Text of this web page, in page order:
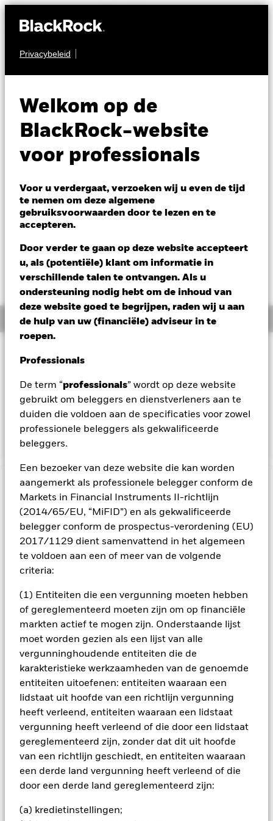
Privacybeleid
Welkom op de
BlackRock-website
voor professionals
Voor u verdergaat, verzoeken wij u even de tijd
te nemen om deze algemene
gebruiksvoorwaarden door te lezen en te
accepteren.
Door verder te gaan op deze website accepteert
u, als (potentiële) klant om informatie in
verschillende talen te ontvangen. Als u
ondersteuning nodig hebt om de inhoud van
deze website goed te begrijpen, raden wij u aan
de hulp van uw (financiële) adviseur in te
roepen.
Professionals
De term “professionals” wordt op deze website
gebruikt om beleggers en dienstverleners aan te
duiden die voldoen aan de specificaties voor zowel
professionele beleggers als gekwalificeerde
beleggers.
Een bezoeker van deze website die kan worden
aangemerkt als professionele belegger conform de
Markets in Financial Instruments II-richtlijn
(2014/65/EU, “MiFID”) en als gekwalificeerde
belegger conform de prospectus-verordening (EU)
2017/1129 dient samenvattend in het algemeen
te voldoen aan een of meer van de volgende
criteria:
(1) Entiteiten die een vergunning moeten hebben
of gereglementeerd moeten zijn om op financiële
markten actief te mogen zijn. Onderstaande lijst
moet worden gezien als een lijst van alle
vergunninghoudende entiteiten die de
karakteristieke werkzaamheden van de genoemde
entiteiten uitoefenen: entiteiten waaraan een
lidstaat uit hoofde van een richtlijn vergunning
heeft verleend, entiteiten waaraan een lidstaat
vergunning heeft verleend of die door een lidstaat
gereglementeerd zijn, zonder dat dit uit hoofde
van een richtlijn geschiedt, en entiteiten waaraan
een derde land vergunning heeft verleend of die
door een derde land gereglementeerd zijn:
(a) kredietinstellingen;
AANDELEN
Securities Fund
NAV per 07/aug/2026
AUD 25,09
Verandering NAV 1 dag per 07/aug/2026
AUD -0,03 (-0,12%)
Morningstar Rating
Overzicht
belegging via een combinatie van kapitaalgroei en
ten minste 70% van zijn totale activa in aandelen van
bedrijven die voornamelijk economisch actief zijn in
vastgoed.
BELANGRIJKE GEGEVENS: Kapitaalrisico.De waarde en
het rendement van beleggingen kunnen dalen en stijgen, en
zijn niet gegarandeerd. Beleggers verliezen mogelijk hun
oorspronkelijke inleg.
Alle aandelenklassen met valutahedging van dit fonds
gebruiken derivaten om valutarisico's af te dekken. Het
gebruik van derivaten voor een aandelenklasse kan een
andere aandelenklassen in het fonds betekenen. De
beheermaatschappij van het fonds waarborgt dat er
geschikte procedures worden gebruikt om het
besmettingsrisico voor andere aandelenklassen te
het fonds, kunt u een lijst van alle aandelenklassen in het
fonds bekijken – aandelenklassen met valutahedging worden
aangegeven door het woord 'Hedged' in de naam van de
aandelenklasse. Daarnaast is een volledige lijst van alle
aandelenklassen met valutahedging op aanvraag
verkrijgbaar bij de beheermaatschappij van het fonds.
In de mate waarin het Fonds effecten uitleent om zijn kosten
te reduceren, ontvangt het Fonds 62,5% van de hiermee
verbonden inkomsten en komen de resterende 37,5% ten
goede aan BlackRock als effectenuitleenagent. Aangezien de
exploitatiekosten van het Fonds niet verhoogt, is deze niet in